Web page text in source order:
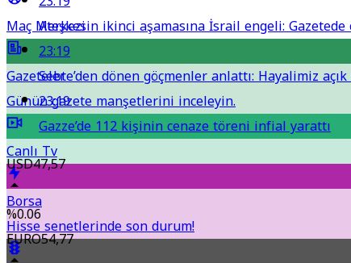
Maç Merkezi
Gazeteler
Günün gazete manşetlerini inceleyin.
Canlı Tv
Borsa
Hisse senetlerinde son durum!
Ateşkesin ikinci aşamasına İsrail engeli: Gazetede
23:19
Sebte’den dönen göçmenler anlattı: Hayalimiz
23:19
Gazze’de 112 kişinin cenaze töreni infial yarattı
USD47,57
%0.06
EURO54,77